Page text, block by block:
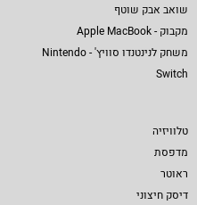
שואב אבק שוטף
מקבוק - Apple MacBook
משחק לנינטנדו סוויץ' - Nintendo
Switch
טלוויזיה
מדפסת
ראוטר
דיסק חיצוני